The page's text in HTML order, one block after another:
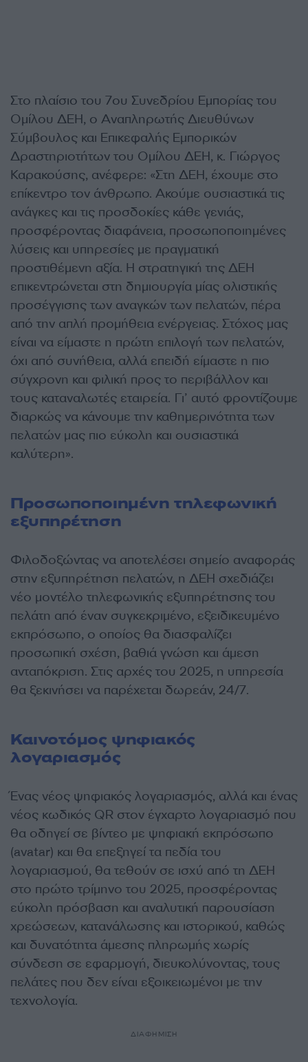
Στο πλαίσιο του 7ου Συνεδρίου Εμπορίας του
Ομίλου ΔΕΗ, ο Αναπληρωτής Διευθύνων
Σύμβουλος και Επικεφαλής Εμπορικών
Δραστηριοτήτων του Ομίλου ΔΕΗ, κ. Γιώργος
Καρακούσης, ανέφερε: «Στη ΔΕΗ, έχουμε στο
επίκεντρο τον άνθρωπο. Ακούμε ουσιαστικά τις
ανάγκες και τις προσδοκίες κάθε γενιάς,
προσφέροντας διαφάνεια, προσωποποιημένες
λύσεις και υπηρεσίες με πραγματική
προστιθέμενη αξία. Η στρατηγική της ΔΕΗ
επικεντρώνεται στη δημιουργία μίας ολιστικής
προσέγγισης των αναγκών των πελατών, πέρα
από την απλή προμήθεια ενέργειας. Στόχος μας
είναι να είμαστε η πρώτη επιλογή των πελατών,
όχι από συνήθεια, αλλά επειδή είμαστε η πιο
σύγχρονη και φιλική προς το περιβάλλον και
τους καταναλωτές εταιρεία. Γι’ αυτό φροντίζουμε
διαρκώς να κάνουμε την καθημερινότητα των
πελατών μας πιο εύκολη και ουσιαστικά
καλύτερη».
Προσωποποιημένη τηλεφωνική
εξυπηρέτηση
Φιλοδοξώντας να αποτελέσει σημείο αναφοράς
στην εξυπηρέτηση πελατών, η ΔΕΗ σχεδιάζει
νέο μοντέλο τηλεφωνικής εξυπηρέτησης του
πελάτη από έναν συγκεκριμένο, εξειδικευμένο
εκπρόσωπο, ο οποίος θα διασφαλίζει
προσωπική σχέση, βαθιά γνώση και άμεση
ανταπόκριση. Στις αρχές του 2025, η υπηρεσία
θα ξεκινήσει να παρέχεται δωρεάν, 24/7.
Καινοτόμος ψηφιακός
λογαριασμός
Ένας νέος ψηφιακός λογαριασμός, αλλά και ένας
νέος κωδικός QR στον έγχαρτο λογαριασμό που
θα οδηγεί σε βίντεο με ψηφιακή εκπρόσωπο
(avatar) και θα επεξηγεί τα πεδία του
λογαριασμού, θα τεθούν σε ισχύ από τη ΔΕΗ
στο πρώτο τρίμηνο του 2025, προσφέροντας
εύκολη πρόσβαση και αναλυτική παρουσίαση
χρεώσεων, κατανάλωσης και ιστορικού, καθώς
και δυνατότητα άμεσης πληρωμής χωρίς
σύνδεση σε εφαρμογή, διευκολύνοντας, τους
πελάτες που δεν είναι εξοικειωμένοι με την
τεχνολογία.
ΔΙΑΦΗΜΙΣΗ